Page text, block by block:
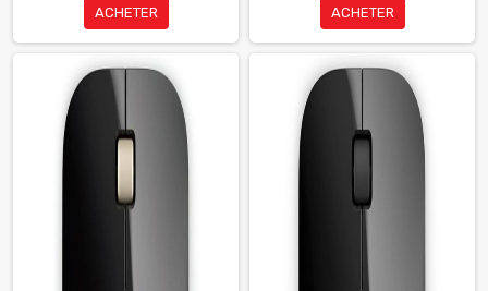
ACHETER ACHETER